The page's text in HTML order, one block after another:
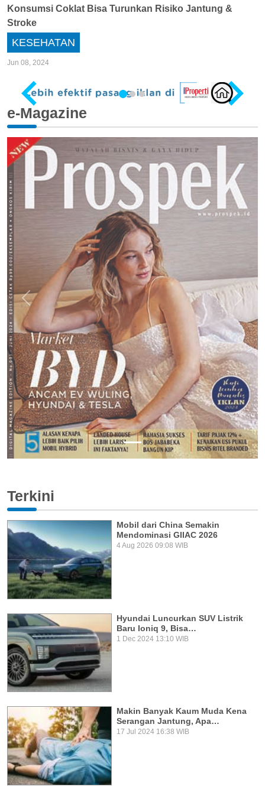
Konsumsi Coklat Bisa Turunkan Risiko Jantung &
Stroke
KESEHATAN
Jun 08, 2024
…
e-Magazine
Previous Next
Terkini
Mobil dari China Semakin
Mendominasi GIIAC 2026
4 Aug 2026 09:08 WIB
Hyundai Luncurkan SUV Listrik
Baru Ioniq 9, Bisa…
1 Dec 2024 13:10 WIB
Makin Banyak Kaum Muda Kena
Serangan Jantung, Apa…
17 Jul 2024 16:38 WIB